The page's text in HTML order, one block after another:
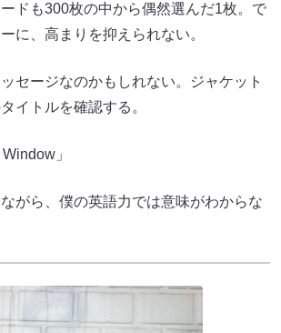
ドも300枚の中から偶然選んだ1枚。で
に、高まりを抑えられない。
セージなのかもしれない。ジャケット
イトルを確認する。
」
ら、僕の英語力では意味がわからな